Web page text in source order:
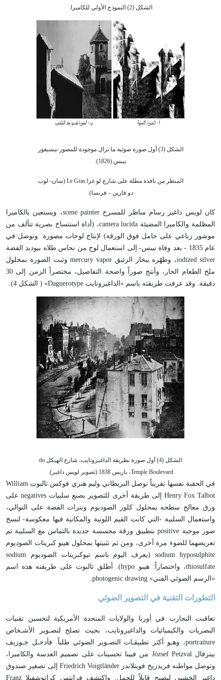
الشكل (2) النموذج الأولي للكاميرا.
الشكل (3) أول صورة ضوئية ما تزال موجودة للمصور نيسيفور
نيبس (1826).
المنظر من نافذة مطلة على شارع لو غرا Le Gras (سان- لوب
دو فارين – فرنسا).
كان لويس داغير رسام مناظر للمسرح scene painter، ويستعين بالكاميرا
المظلمة والكاميرا المضيئة camera lucida، (أداة استنساخ بصرية تتألف من
موشور رباعي على حامل فوق الورقة) لإنتاج لوحات مصورة. وتوصل في
عام 1835 - بعد وفاة نيبس- إلى استعمال لوح من نحاس طلاه بيوديد الفضة
iodized silver، وظهّره ببخار الزئبق mercury vapor وثبت الصورة بمحلول
ملح الطعام الحار، وأنتج صوراً واضحة التفاصيل، مختصراً الزمن إلى 30
دقيقة. وقد عرفت طريقته باسم «الداغيروتايب Daguerotype» ( الشكل 4).
الشكل (4) أول صورة بطريقة الداغيروتايب، شارع الهيكل du
Temple Boulevard، باريس 1838 (تصوير لويس داغير).
في الحقبة نفسها تقريباً توصل البريطاني وليم هنري فوكس تالبوت William
Henry Fox Talbot إلى طريقة أخرى للتصوير بصنع سلبيات negatives على
ورق معالج سطحه بمحلول كلور الصوديوم ونترات الفضة على التوالي،
واستعمال السلبية -التي كانت القيم اللونية والمكانية فيها معكوسة- لنسخ
صور موجبة positive بتطبيق ورقة محسسة جديدة بالتماس مع السلبية ثم
تعريضهما للضوء مرة أخرى، ومن ثم تثبيتها بمحلول هيبو كبريتات الصوديوم
sodium hyposulphite (يعرف اليوم باسم تيوكبريتات الصوديوم sodium
thiosulfate، واختصاراً: هيبو hypo). أطلق تالبوت على طريقته هذه اسم
«الرسم الضوئي الفني» photogenic drawing.
التطورات التقنية في التصوير الضوئي
تعاقبت التجارب في أوربا والولايات المتحدة الأمريكية لتحسين تقنيات
البصريات والكيميائيات والداغيروتايب، بحيث تصلح لتصـوير الأشـخاص
portraiture، وهـو أكثر تطبيقـات التصـوير الضوئي طلباً. فأدخـل جـوزيف
بيتزفال József Petzval من فيينا تحسينات على تصميم العدسة والكاميرا،
وتوصل مواطنه فريدريخ فويتلاندر Friedrich Voigtländer إلى تصغير صندوق
داغير الخشبي ليصبح قابلاً للحمل. واكتشف فرانتس كراتوشفيلا Franz